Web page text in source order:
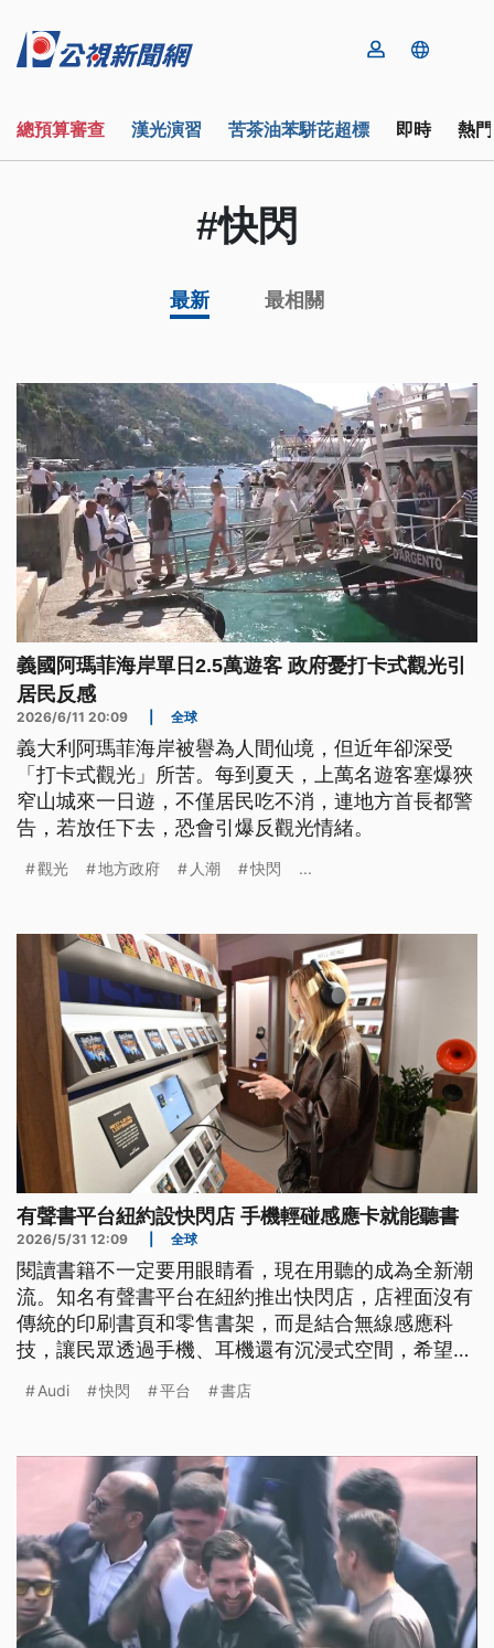
總預算審查 漢光演習 苦茶油苯駢芘超標 即時 熱
#快閃
最新 最相關
義國阿瑪菲海岸單日2.5萬遊客 政府憂打卡式觀光引
居民反感
2026/6/11 20:09 全球
義大利阿瑪菲海岸被譽為人間仙境，但近年卻深受
「打卡式觀光」所苦。每到夏天，上萬名遊客塞爆狹
窄山城來一日遊，不僅居民吃不消，連地方首長都警
告，若放任下去，恐會引爆反觀光情緒。
觀光 地方政府 人潮 快閃 ...
有聲書平台紐約設快閃店 手機輕碰感應卡就能聽書
2026/5/31 12:09 全球
閱讀書籍不一定要用眼睛看，現在用聽的成為全新潮
流。知名有聲書平台在紐約推出快閃店，店裡面沒有
傳統的印刷書頁和零售書架，而是結合無線感應科
技，讓民眾透過手機、耳機還有沉浸式空間，希望顛
Audi 快閃 平台 書店